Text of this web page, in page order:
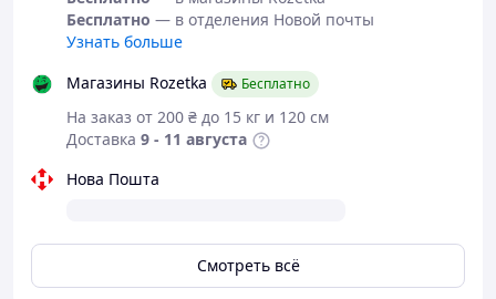
Бесплатно — в отделения Новой почты
Узнать больше
Магазины Rozetka
Бесплатно
На заказ от 200 ₴ до 15 кг и 120 см
Доставка 9 - 11 августа
Нова Пошта
Смотреть всё